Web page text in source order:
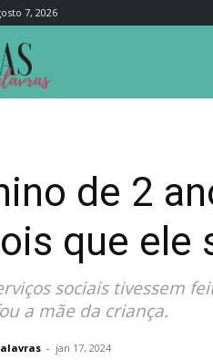
7, 2026
de 2
que ele
sociais tivessem
a mãe da criança.
- jan 17, 2024